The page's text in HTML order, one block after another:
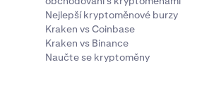
Nejlepší kryptoměnové burzy
Kraken vs Coinbase
Kraken vs Binance
Naučte se kryptoměny